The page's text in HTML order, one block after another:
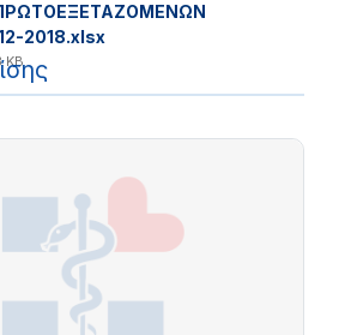
2018.xlsx
KB